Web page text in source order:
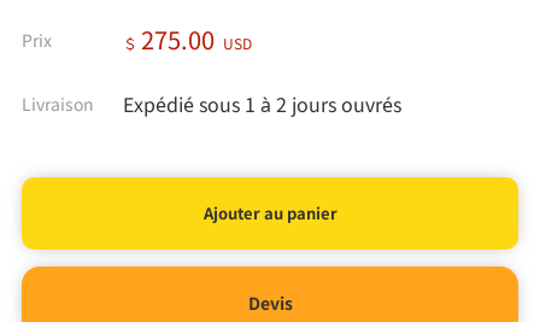
Prix ＄ 275.00 USD
Livraison Expédié sous 1 à 2 jours ouvrés
Devis